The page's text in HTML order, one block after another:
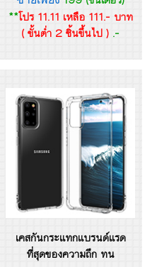
**โปร 11.11 เหลือ 111.- บาท
( ขั้นต่ำ 2 ชิ้นขึ้นไป ) .-
เคสกันกระแทกแบรนด์แรด
ที่สุดของความถึก ทน